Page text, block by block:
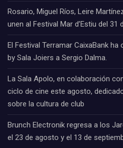
Rosario, Miguel Ríos, Leire
unen al Festival Mar d’Estiu del
El Festival Terramar CaixaBank
by Sala Joiers a Sergio Dalma.
La Sala Apolo, en colaboración
ciclo de cine este agosto,
sobre la cultura de club
Brunch Electronik regresa a los
el 23 de agosto y el 13 de